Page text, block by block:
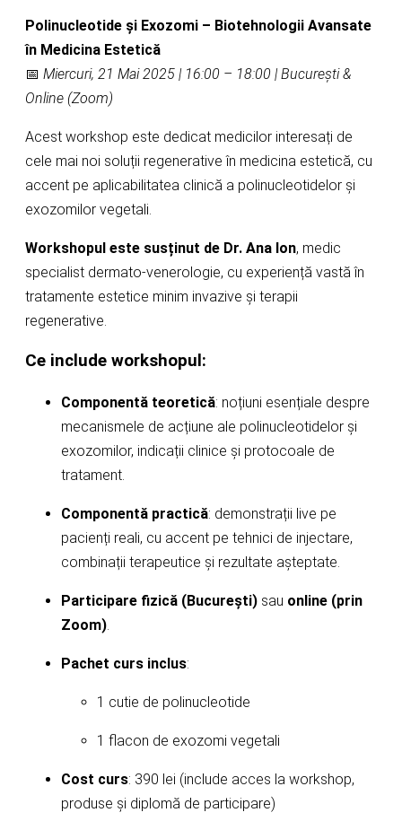
Polinucleotide și Exozomi – Biotehnologii Avansate
în Medicina Estetică
📅 Miercuri, 21 Mai 2025 | 16:00 – 18:00 | București &
Online (Zoom)
Acest workshop este dedicat medicilor interesați de
cele mai noi soluții regenerative în medicina estetică, cu
accent pe aplicabilitatea clinică a polinucleotidelor și
exozomilor vegetali.
Workshopul este susținut de Dr. Ana Ion, medic
specialist dermato-venerologie, cu experiență vastă în
tratamente estetice minim invazive și terapii
regenerative.
Ce include workshopul:
Componentă teoretică: noțiuni esențiale despre
mecanismele de acțiune ale polinucleotidelor și
exozomilor, indicații clinice și protocoale de
tratament.
Componentă practică: demonstrații live pe
pacienți reali, cu accent pe tehnici de injectare,
combinații terapeutice și rezultate așteptate.
Participare fizică (București) sau online (prin
Zoom).
Pachet curs inclus:
1 cutie de polinucleotide
1 flacon de exozomi vegetali
Cost curs: 390 lei (include acces la workshop,
produse și diplomă de participare)